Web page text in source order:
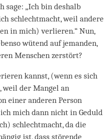
sage: „Ich bin deshalb
schlechtmacht, weil andere
in mich) verlieren.“ Nun,
wütend auf jemanden,
Menschen zerstört?
kannst, (wenn es sich
weil der Mangel an
einer anderen Person
mich dann nicht in Geduld
schlechtmacht, da die
ist, dass störende